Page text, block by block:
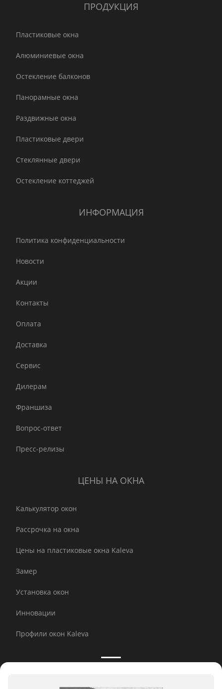
ПРОДУКЦИЯ
Пластиковые окна
Алюминиевые окна
Остекление балконов
Панорамные окна
Раздвижные окна
Пластиковые двери
Стеклянные двери
Остекление коттеджей
ИНФОРМАЦИЯ
Политика конфиденциальности
Новости
Акции
Контакты
Оплата
Доставка
Сервис
Дилерам
Франшиза
Вопрос-ответ
Пресс-релизы
ЦЕНЫ НА ОКНА
Калькулятор окон
Рассрочка на окна
Цены на пластиковые окна Kaleva
Замер
Установка окон
Инновации
Профили окон Kaleva
Принимаем к оплате: